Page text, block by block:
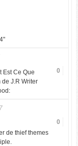
0
Est Ce Que
J.R Writer
0
de thief themes